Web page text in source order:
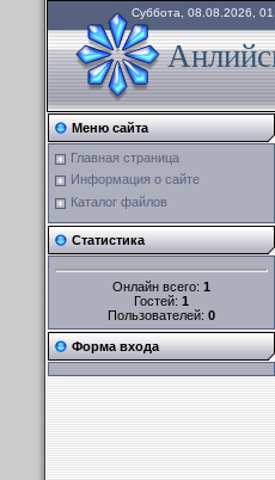
Суббота, 08.08.2026,
Меню сайта
Главная страница
Информация о сайте
Каталог файлов
Статистика
Онлайн всего: 1
Гостей: 1
Пользователей: 0
Форма входа